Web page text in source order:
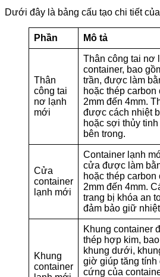
Dưới đây là bảng cấu tạo chi tiết
Phần Mô tả
Thân
công tai
nơ lạnh
mới
Thân công tai nơ
container, bao
trần, được làm
hoặc thép
2mm đến 4mm.
được cách nhiệt
hoặc sợi thủy
bên trong.
Cửa
container
lạnh mới
Container lạnh
cửa được làm
hoặc thép
2mm đến 4mm.
trang bị khóa an
đảm bảo giữ
Khung
container
Khung container
thép hợp kim,
khung dưới,
giờ giúp tăng tính
cứng của